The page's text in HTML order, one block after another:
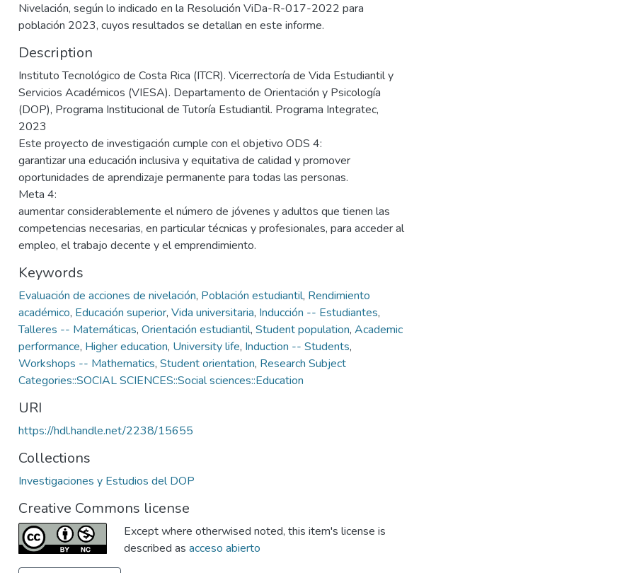
Nivelación, según lo indicado en la Resolución ViDa-R-017-2022 para
población 2023, cuyos resultados se detallan en este informe.
Description
Instituto Tecnológico de Costa Rica (ITCR). Vicerrectoría de Vida Estudiantil y
Servicios Académicos (VIESA). Departamento de Orientación y Psicología
(DOP), Programa Institucional de Tutoría Estudiantil. Programa Integratec,
2023
Este proyecto de investigación cumple con el objetivo ODS 4:
garantizar una educación inclusiva y equitativa de calidad y promover
oportunidades de aprendizaje permanente para todas las personas.
Meta 4:
aumentar considerablemente el número de jóvenes y adultos que tienen las
competencias necesarias, en particular técnicas y profesionales, para acceder al
empleo, el trabajo decente y el emprendimiento.
Keywords
Evaluación de acciones de nivelación, Población estudiantil, Rendimiento
académico, Educación superior, Vida universitaria, Inducción -- Estudiantes,
Talleres -- Matemáticas, Orientación estudiantil, Student population, Academic
performance, Higher education, University life, Induction -- Students,
Workshops -- Mathematics, Student orientation, Research Subject
Categories::SOCIAL SCIENCES::Social sciences::Education
URI
https://hdl.handle.net/2238/15655
Collections
Investigaciones y Estudios del DOP
Creative Commons license
Except where otherwised noted, this item's license is
described as acceso abierto